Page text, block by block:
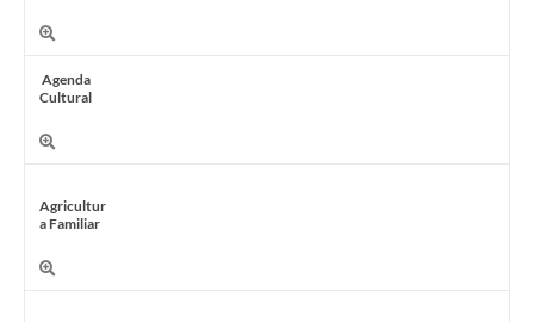
Agenda
Cultural
Agricultur
a Familiar